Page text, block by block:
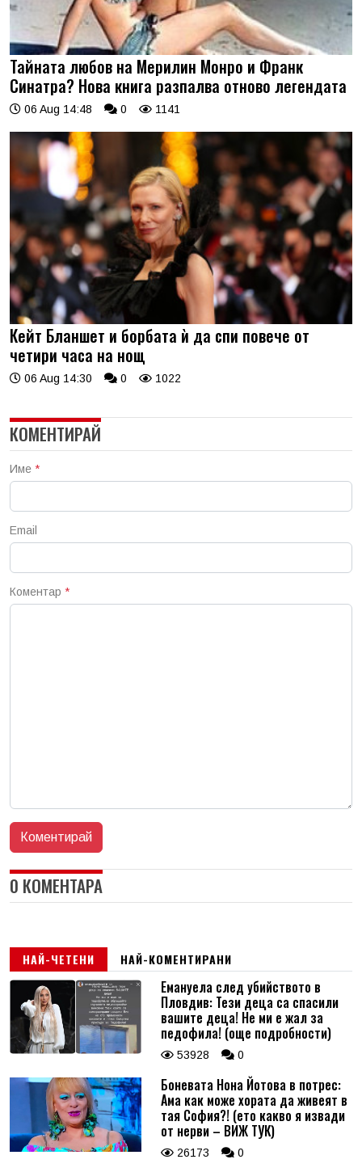
Тайната любов на Мерилин Монро и Франк
Синатра? Нова книга разпалва отново легендата
06 Aug 14:48 0 1141
Кейт Бланшет и борбата ѝ да спи повече от
четири часа на нощ
06 Aug 14:30 0 1022
КОМЕНТИРАЙ
Име *
Email
Коментар *
0 КОМЕНТАРА
НАЙ-ЧЕТЕНИ НАЙ-КОМЕНТИРАНИ
Емануела след убийството в
Пловдив: Тези деца са спасили
вашите деца! Не ми е жал за
педофила! (още подробности)
53928 0
Боневата Нона Йотова в потрес:
Ама как може хората да живеят в
тая София?! (ето какво я извади
от нерви – ВИЖ ТУК)
26173 0